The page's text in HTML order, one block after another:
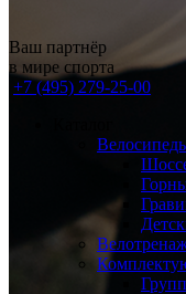
Ваш партнёр
в мире спорта
+7 (495) 279-25-00